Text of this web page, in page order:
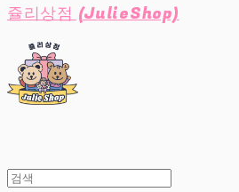
쥴리상점 (JulieShop)